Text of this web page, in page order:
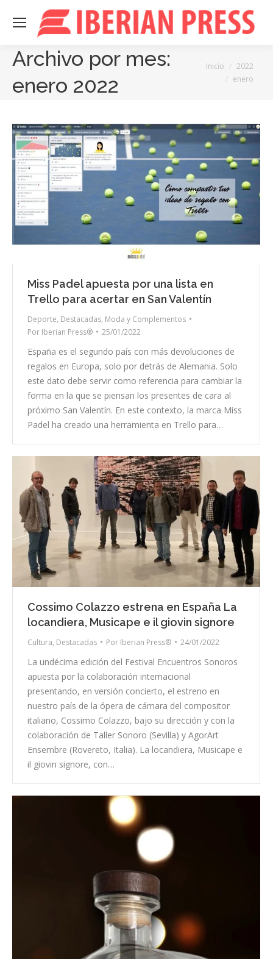
Archivo por mes:
enero 2022
Estás aquí:
Inicio
2022
enero
Miss Padel apuesta por una lista en
Trello para acertar en San Valentín
Deporte, Destacadas, Moda y Complementos
Por Iberian Press® 25/01/2022
España es el segundo país con más devoluciones de
regalos en Europa, solo por detrás de Alemania. Solo
este dato debe servir como referencia para cambiar la
forma en la que se piensan los presentes de cara al
próximo San Valentín. En este contexto, la marca Miss
Padel ha creado una herramienta en Trello para…
Cossimo Colazzo estrena en España La
locandiera, Musicape e il giovin signore
Cultura, Destacadas Por Iberian Press® 24/01/2022
La undécima edición del Festival Encuentros Sonoros
apuesta por la colaboración internacional
presentando, en versión concierto, el estreno en
nuestro país de la ópera de cámara del compositor
italiano, Cossimo Colazzo, bajo su dirección y con la
colaboración de Taller Sonoro (Sevilla) y AgorArt
Ensembre (Rovereto, Italia). La locandiera, Musicape e
il giovin signore, con…